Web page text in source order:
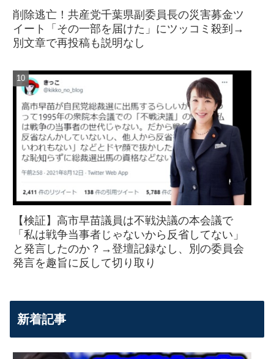
削除逃亡！共産党千葉県副委員長の災害募金ツ
イート「その一部を届けた」にツッコミ殺到→
別文章で再投稿も説明なし
【検証】高市早苗議員は不戦決議の本会議で
「私は戦争当事者じゃないから反省してない」
と発言したのか？→登壇記録なし、別の委員会
発言を趣旨に反して切り取り
新着記事